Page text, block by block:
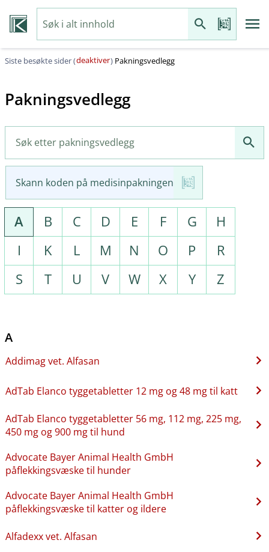
Siste besøkte sider (deaktiver) Pakningsvedlegg
Pakningsvedlegg
Skann koden på medisinpakningen
A B C D E F G
H
I
K L M N O P
R
S
T U V W X Y Z
A
Addimag vet. Alfasan
AdTab Elanco tyggetabletter 12 mg og 48 mg til katt
AdTab Elanco tyggetabletter 56 mg, 112 mg, 225 mg,
450 mg og 900 mg til hund
Advocate Bayer Animal Health GmbH
påflekkingsvæske til hunder
Advocate Bayer Animal Health GmbH
påflekkingsvæske til katter og ildere
Alfadexx vet. Alfasan